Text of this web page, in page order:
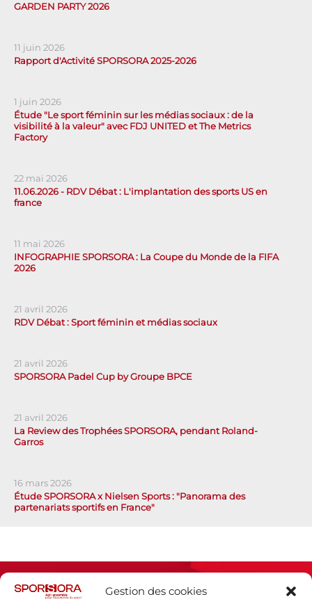
Gestion des cookies
GARDEN PARTY 2026
11 juin 2026
Rapport d'Activité SPORSORA 2025-2026
1 juin 2026
Étude "Le sport féminin sur les médias sociaux : de la
visibilité à la valeur" avec FDJ UNITED et The Metrics
Factory
22 mai 2026
11.06.2026 - RDV Débat : L'implantation des sports US en
france
11 mai 2026
INFOGRAPHIE SPORSORA : La Coupe du Monde de la FIFA
2026
21 avril 2026
RDV Débat : Sport féminin et médias sociaux
21 avril 2026
SPORSORA Padel Cup by Groupe BPCE
21 avril 2026
La Review des Trophées SPORSORA, pendant Roland-
Garros
16 mars 2026
Étude SPORSORA x Nielsen Sports : "Panorama des
partenariats sportifs en France"